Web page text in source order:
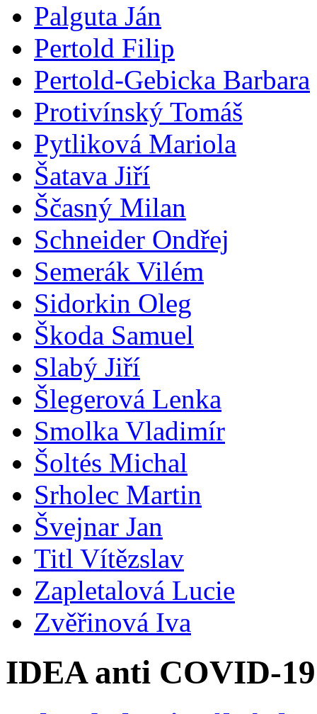
Palguta Ján
Pertold Filip
Pertold-Gebicka Barbara
Protivínský Tomáš
Pytliková Mariola
Šatava Jiří
Ščasný Milan
Schneider Ondřej
Semerák Vilém
Sidorkin Oleg
Škoda Samuel
Slabý Jiří
Šlegerová Lenka
Smolka Vladimír
Šoltés Michal
Srholec Martin
Švejnar Jan
Titl Vítězslav
Zapletalová Lucie
Zvěřinová Iva
IDEA anti COVID-19